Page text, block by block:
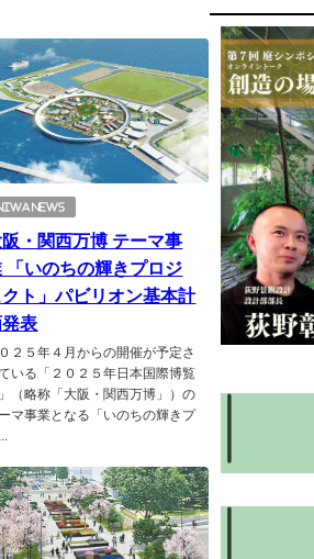
NEWS
阪・関西万博 テーマ事
「いのちの輝きプロジ
クト」パビリオン基本計
表
２５年４月からの開催が予定さ
いる「２０２５年日本国際博覧
（略称「大阪・関西万博」）の
マ事業となる「いのちの輝きプ